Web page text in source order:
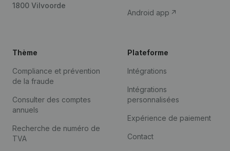
1800 Vilvoorde
Android app
Thème
Compliance et prévention
de la fraude
Consulter des comptes
annuels
Recherche de numéro de
TVA
Plateforme
Intégrations
Intégrations
personnalisées
Expérience de paiement
Contact